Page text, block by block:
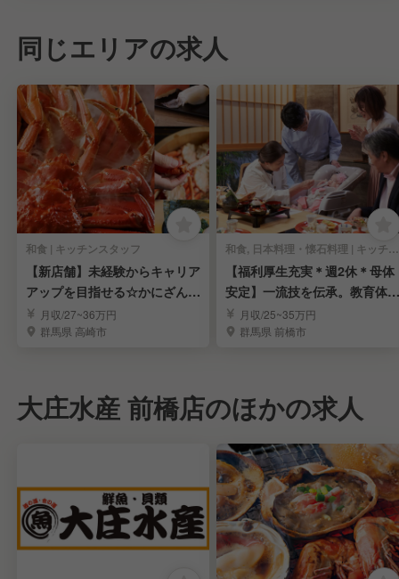
同じエリアの求人
和食 | キッチンスタッフ
【新店舗】未経験からキャリア
アップを目指せる☆かにざんま
い☆スタッフ募集
月収/27~36万円
群馬県 高崎市
和食, 日本料理・懐石料理 | キッチンスタッフ
【福利厚生充実＊週2休＊母体
安定】一流技を伝承。教育体制
万全で料理長目指す
月収/25~35万円
群馬県 前橋市
大庄水産 前橋店のほかの求人